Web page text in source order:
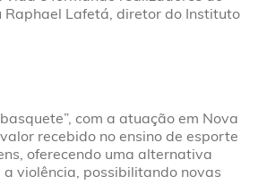
Raphael Lafetá, diretor do Instituto
com a atuação em Nova
recebido no ensino de esporte
oferecendo uma alternativa
violência, possibilitando novas